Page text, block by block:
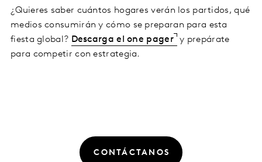
¿Quieres saber cuántos hogares verán los partidos, qué
medios consumirán y cómo se preparan para esta
fiesta global? Descarga el one pager y prepárate
para competir con estrategia.
CONTÁCTANOS